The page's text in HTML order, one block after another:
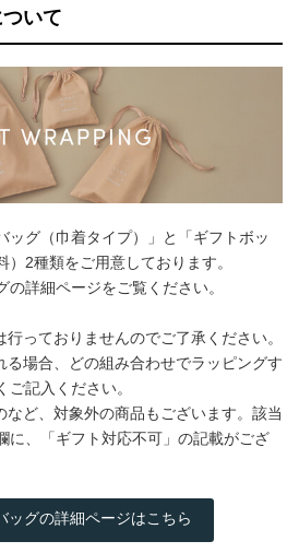
いて
ッグ（巾着タイプ）」と「ギフトボッ
2種類をご用意しております。
詳細ページをご覧ください。
っておりませんのでご了承ください。
場合、どの組み合わせでラッピングす
記入ください。
ど、対象外の商品もございます。該当
に、「ギフト対応不可」の記載がござ
ッグの詳細ページはこちら